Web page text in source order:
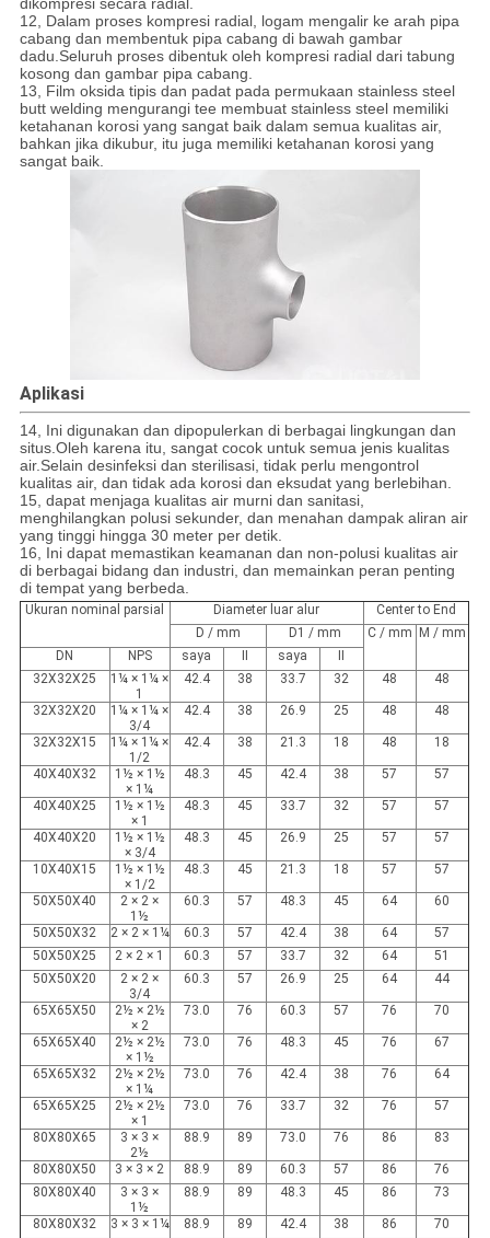
12, Dalam proses kompresi radial, logam mengalir ke arah pipa
cabang dan membentuk pipa cabang di bawah gambar
dadu.Seluruh proses dibentuk oleh kompresi radial dari tabung
kosong dan gambar pipa cabang.
13, Film oksida tipis dan padat pada permukaan stainless steel
butt welding mengurangi tee membuat stainless steel memiliki
ketahanan korosi yang sangat baik dalam semua kualitas air,
bahkan jika dikubur, itu juga memiliki ketahanan korosi yang
sangat baik.
Aplikasi
14, Ini digunakan dan dipopulerkan di berbagai lingkungan dan
situs.Oleh karena itu, sangat cocok untuk semua jenis kualitas
air.Selain desinfeksi dan sterilisasi, tidak perlu mengontrol
kualitas air, dan tidak ada korosi dan eksudat yang berlebihan.
15, dapat menjaga kualitas air murni dan sanitasi,
menghilangkan polusi sekunder, dan menahan dampak aliran air
yang tinggi hingga 30 meter per detik.
16, Ini dapat memastikan keamanan dan non-polusi kualitas air
di berbagai bidang dan industri, dan memainkan peran penting
di tempat yang berbeda.
Ukuran nominal parsial Diameter luar alur
Center to End
D / mm
D1 / mm C / mm
M / mm
DN
NPS saya saya
32X32X25
1¼ × 1¼ ×
1
42.4 38 33.7 32 48 48
32X32X20
1¼ × 1¼ ×
3/4
42.4 38 26.9 25 48 48
32X32X15
1¼ × 1¼ ×
1/2
42.4 38 21.3 18 48 18
40X40X32
1½ × 1½
× 1¼
48.3 45 42.4 38 57 57
40X40X25
1½ × 1½
× 1
48.3 45 33.7 32 57 57
40X40X20
1½ × 1½
× 3/4
48.3 45 26.9 25 57 57
10X40X15
1½ × 1½
× 1/2
48.3 45 21.3 18 57 57
50X50X40
2 × 2 ×
1½
60.3 57 48.3 45 64 60
50X50X32 2 × 2 × 1¼ 60.3 57 42.4 38 64
57
50X50X25
2 × 2 × 1 60.3 57 33.7 32 64
51
50X50X20
2 × 2 ×
3/4
60.3 57 26.9 25 64 44
65X65X50
2½ × 2½
× 2
73.0 76 60.3 57 76 70
65X65X40
2½ × 2½
× 1½
73.0 76 48.3 45 76 67
65X65X32
2½ × 2½
× 1¼
73.0 76 42.4 38 76 64
65X65X25
2½ × 2½
× 1
73.0 76 33.7 32 76 57
80X80X65
3 × 3 ×
2½
88.9 89 73.0 76 86 83
80X80X50 3 × 3 × 2 88.9 89 60.3 57 86
76
80X80X40
3 × 3 ×
1½
88.9 89 48.3 45 86 73
80X80X32 3 × 3 × 1¼ 88.9 89 42.4 38 86
70